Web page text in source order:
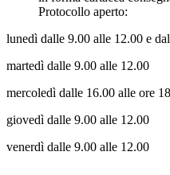
Protocollo aperto:
lunedì dalle 9.00 alle 12.00 e
martedì dalle 9.00 alle 12.00
mercoledì dalle 16.00 alle ore
giovedì dalle 9.00 alle 12.00
venerdì dalle 9.00 alle 12.00